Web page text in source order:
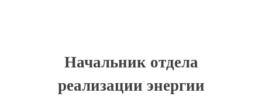
Начальник отдела
реализации энергии